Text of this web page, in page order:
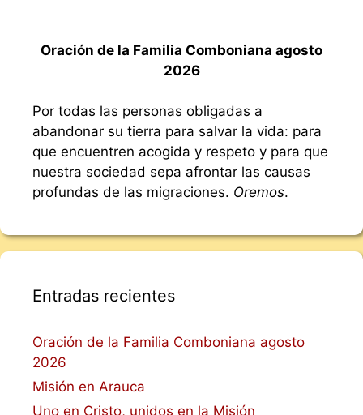
Oración de la Familia Comboniana agosto
2026
Por todas las personas obligadas a
abandonar su tierra para salvar la vida: para
que encuentren acogida y respeto y para que
nuestra sociedad sepa afrontar las causas
profundas de las migraciones. Oremos.
Entradas recientes
Oración de la Familia Comboniana agosto
2026
Misión en Arauca
Uno en Cristo, unidos en la Misión